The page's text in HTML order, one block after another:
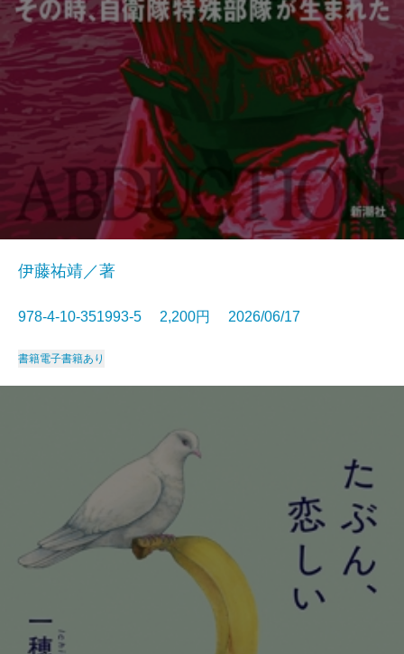
伊藤祐靖／著
978-4-10-351993-5 2,200円 2026/06/17
書籍電子書籍あり